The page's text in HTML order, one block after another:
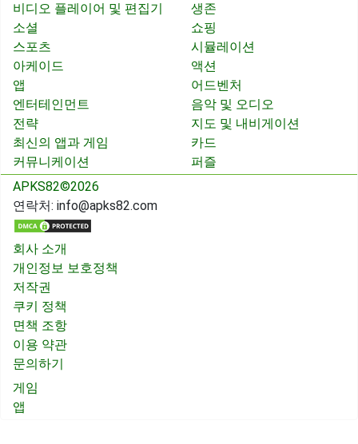
비디오 플레이어 및 편집기
생존
소셜
쇼핑
스포츠
시뮬레이션
아케이드
액션
앱
어드벤처
엔터테인먼트
음악 및 오디오
전략
지도 및 내비게이션
최신의 앱과 게임
카드
커뮤니케이션
퍼즐
APKS82©2026
연락처: info@apks82.com
회사 소개
개인정보 보호정책
저작권
쿠키 정책
면책 조항
이용 약관
문의하기
게임
앱